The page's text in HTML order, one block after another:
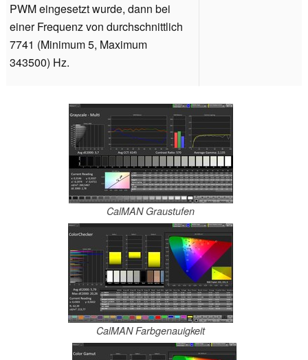
PWM eingesetzt wurde, dann bei
einer Frequenz von durchschnittlich
7741 (Minimum 5, Maximum
343500) Hz.
CalMAN Graustufen
CalMAN Farbgenauigkeit